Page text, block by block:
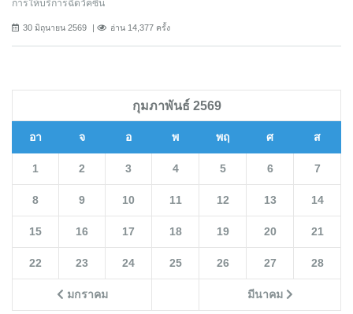
การให้บริการฉีดวัคซีน
30 มิถุนายน 2569 อ่าน 14,377 ครั้ง
กุมภาพันธ์ 2569
อา จ อ พ พฤ ศ ส
มกราคม มีนาคม
1 2 3 4 5 6 7
8 9 10 11 12 13 14
15 16 17 18 19 20 21
22 23 24 25 26 27 28